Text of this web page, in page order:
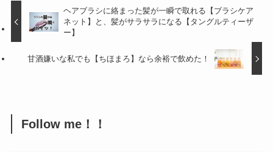
ヘアブラシに絡まった髪が一瞬で取れる【ブラシケア
ネット】と、髪がサラサラになる【タングルティーザ
ー】
甘酒嫌いな私でも【ちほまろ】なら余裕で飲めた！
Follow me！！